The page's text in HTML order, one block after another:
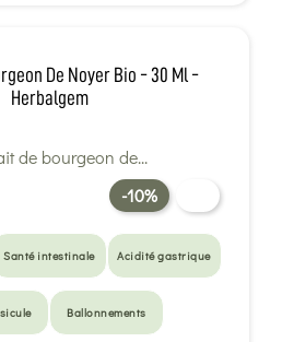
De Noyer Bio - 30 Ml -
Herbalgem
-10%
Santé intestinale Acidité gastrique
Ballonnements